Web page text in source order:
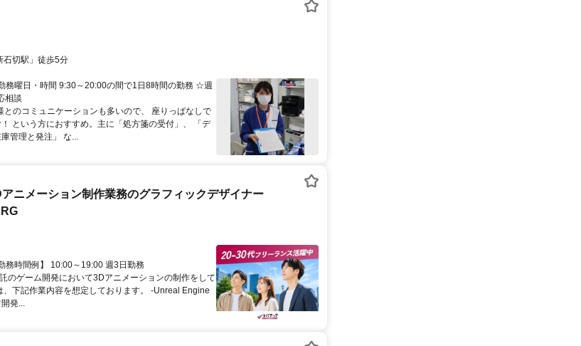
石切駅」徒歩5分
務曜日・時間 9:30～20:00の間で1日8時間の勤務 ☆週
相談
とのコミュニケーションも多いので、 座りっぱなしで
という方におすすめ。主に「処方箋の受付」、 「デ
管理と発注」 な...
ニメーション制作業務のグラフィックデザイナー
務時間例】 10:00～19:00 週3日勤務
のゲーム開発において3Dアニメーションの制作をして
、下記作業内容を想定しております。 -Unreal Engine
発...